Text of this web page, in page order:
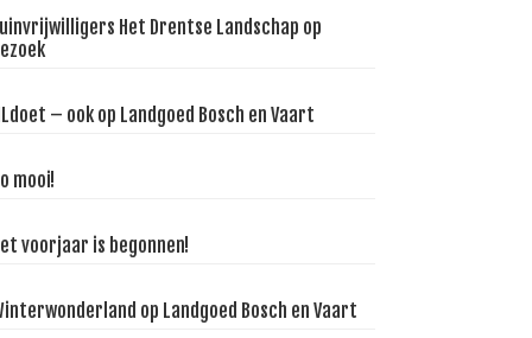
Het Drentse Landschap op
– ook op Landgoed Bosch en Vaart
mooi!
voorjaar is begonnen!
op Landgoed Bosch en Vaart